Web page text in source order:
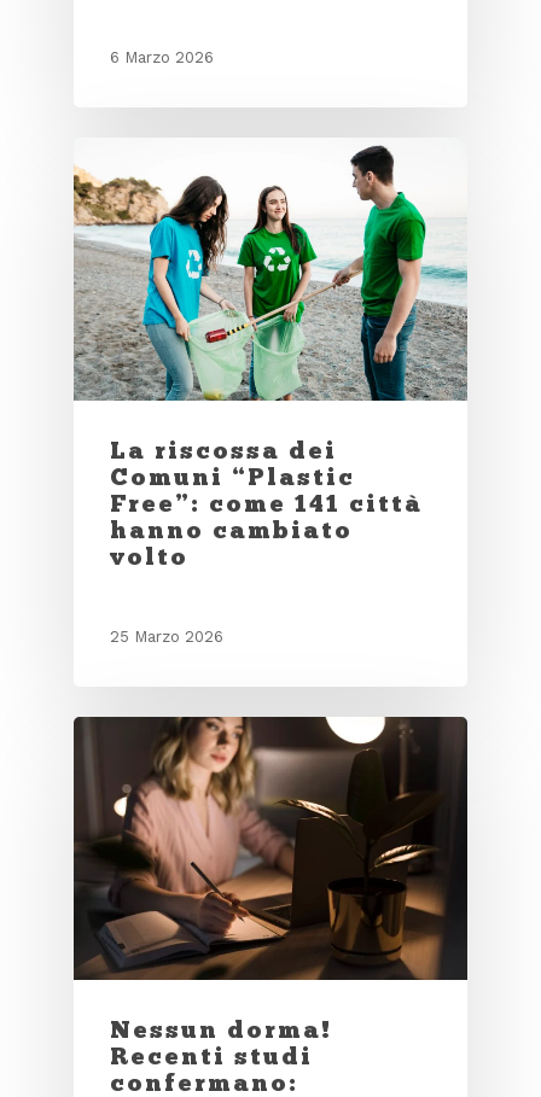
6 Marzo 2026
La riscossa dei
Comuni “Plastic
Free”: come 141 città
hanno cambiato
volto
25 Marzo 2026
Nessun dorma!
Recenti studi
confermano: